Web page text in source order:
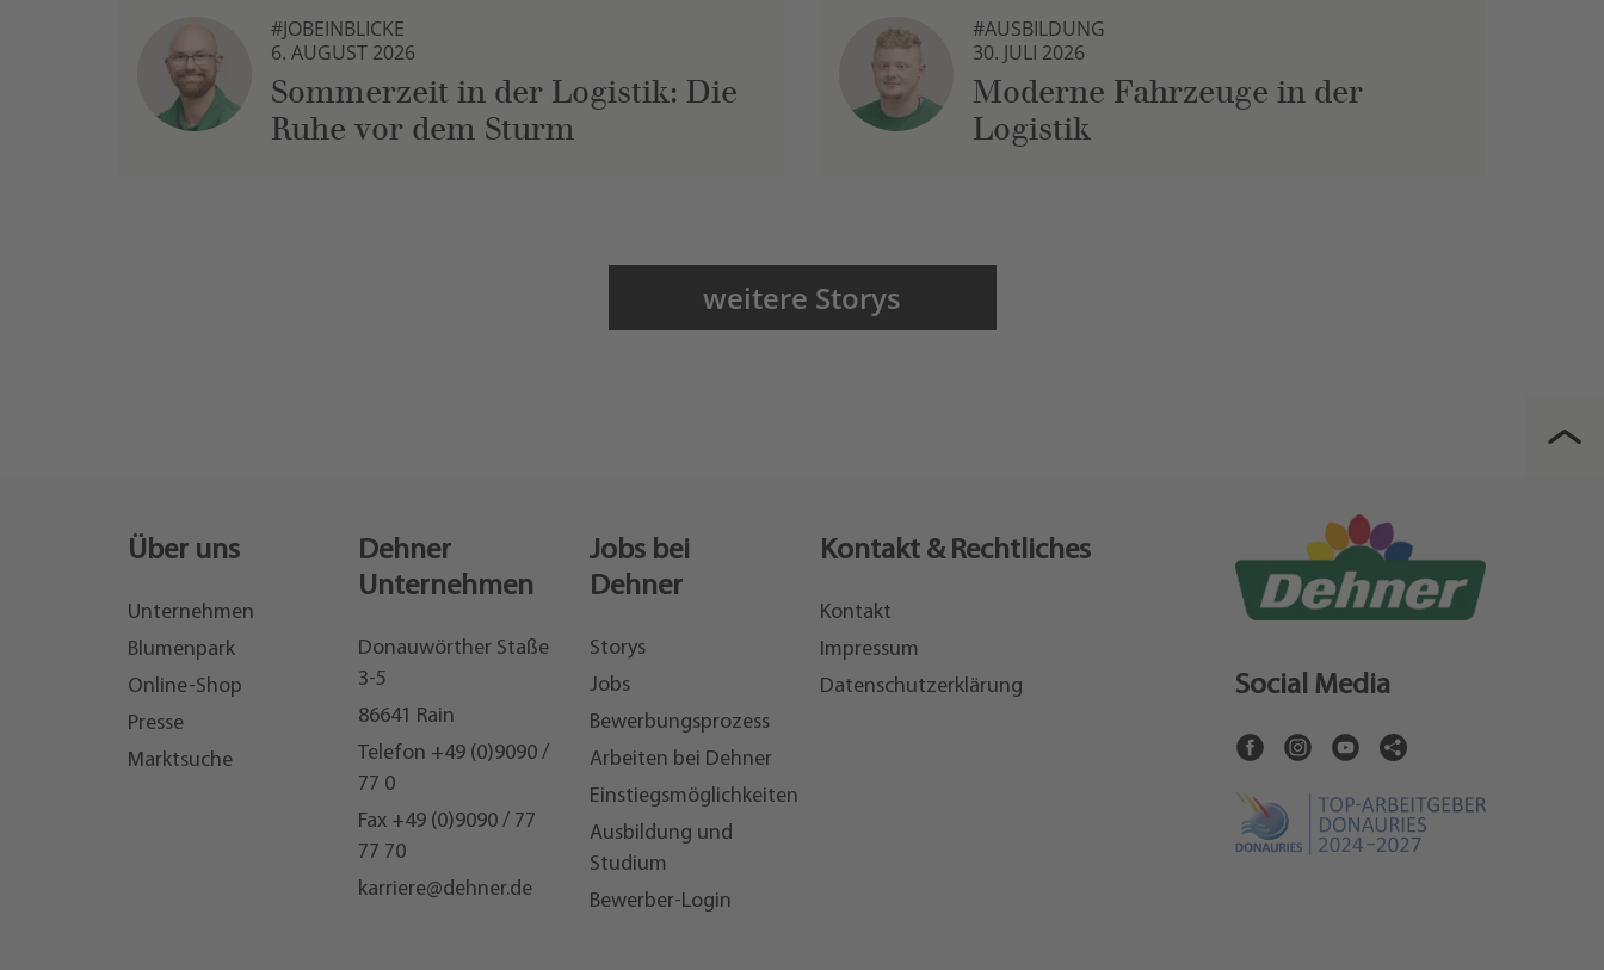
#JOBEINBLICKE
6. AUGUST 2026
Sommerzeit in der Logistik: Die
Ruhe vor dem Sturm
#AUSBILDUNG
30. JULI 2026
Moderne Fahrzeuge in der
Logistik
weitere Storys
Über uns
Unternehmen
Blumenpark
Online-Shop
Presse
Marktsuche
Dehner
Unternehmen
Donauwörther Staße
3-5
86641 Rain
Telefon +49 (0)9090 /
77 0
Fax +49 (0)9090 / 77
77 70
karriere@dehner.de
Jobs bei
Dehner
Storys
Jobs
Bewerbungsprozess
Arbeiten bei Dehner
Einstiegsmöglichkeiten
Ausbildung und
Studium
Bewerber-Login
Kontakt & Rechtliches
Kontakt
Impressum
Datenschutzerklärung
Social Media